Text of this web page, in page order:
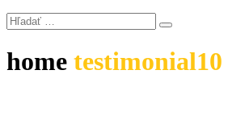
home testimonial10